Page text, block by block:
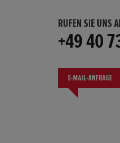
RUFEN SIE UNS
+49 40
E-MAIL-ANFRAGE